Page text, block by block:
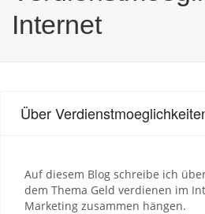
Internet
Über
Auf diesem Blog schreibe ich
dem Thema Geld verdienen im
Marketing zusammen hängen.